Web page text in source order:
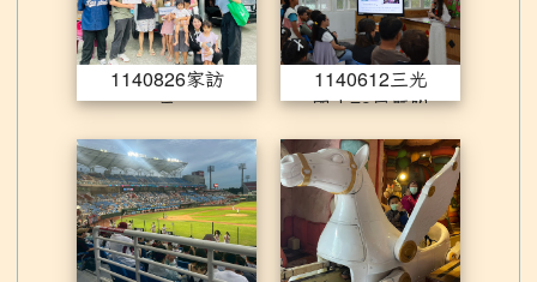
1140826家訪
日
1140612三光
國小79屆暨附
幼30屆畢業典
禮
1140523棒球隊校際參訪活動